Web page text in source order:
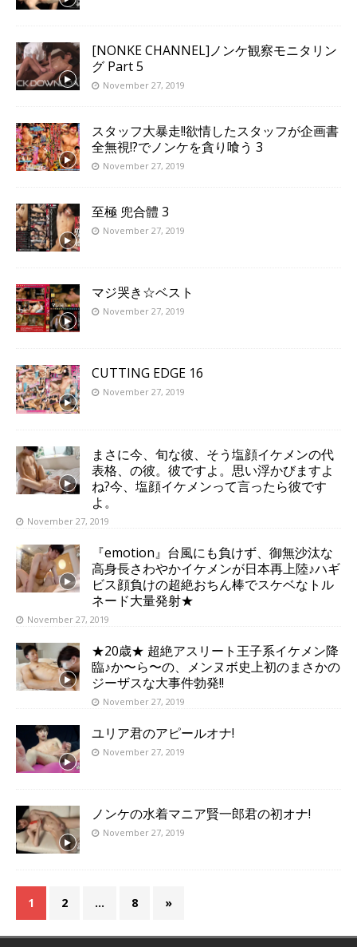
[NONKE CHANNEL]ノンケ観察モニタリン
グ Part 5
November 27, 2019
スタッフ大暴走!!欲情したスタッフが企画書
全無視!?でノンケを貪り喰う 3
November 27, 2019
至極 兜合體 3
November 27, 2019
マジ哭き☆ベスト
November 27, 2019
CUTTING EDGE 16
November 27, 2019
まさに今、旬な彼、そう塩顔イケメンの代
表格、の彼。彼ですよ。思い浮かびますよ
ね?今、塩顔イケメンって言ったら彼です
よ。
November 27, 2019
『emotion』台風にも負けず、御無沙汰な
高身長さわやかイケメンが日本再上陸♪ハギ
ビス顔負けの超絶おちん棒でスケベなトル
ネード大量発射★
November 27, 2019
★20歳★ 超絶アスリート王子系イケメン降
臨♪か〜ら〜の、メンヌボ史上初のまさかの
ジーザスな大事件勃発!!
November 27, 2019
ユリア君のアピールオナ!
November 27, 2019
ノンケの水着マニア賢一郎君の初オナ!
November 27, 2019
1 2 … 8 »